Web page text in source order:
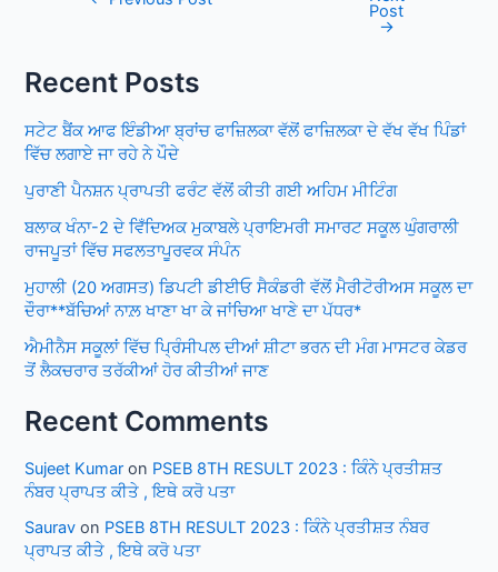
Post
→
Recent Posts
ਸਟੇਟ ਬੈਂਕ ਆਫ ਇੰਡੀਆ ਬ੍ਰਾਂਚ ਫਾਜ਼ਿਲਕਾ ਵੱਲੋਂ ਫਾਜ਼ਿਲਕਾ ਦੇ ਵੱਖ ਵੱਖ ਪਿੰਡਾਂ
ਵਿੱਚ ਲਗਾਏ ਜਾ ਰਹੇ ਨੇ ਪੌਦੇ
ਪੁਰਾਣੀ ਪੈਨਸ਼ਨ ਪ੍ਰਾਪਤੀ ਫਰੰਟ ਵੱਲੋਂ ਕੀਤੀ ਗਈ ਅਹਿਮ ਮੀਟਿੰਗ
ਬਲਾਕ ਖੰਨਾ-2 ਦੇ ਵਿਁਦਿਅਕ ਮੁਕਾਬਲੇ ਪ੍ਰਾਇਮਰੀ ਸਮਾਰਟ ਸਕੂਲ ਘੁੰਗਰਾਲੀ
ਰਾਜਪੂਤਾਂ ਵਿੱਚ ਸਫਲਤਾਪੂਰਵਕ ਸੰਪੰਨ
ਮੁਹਾਲੀ (20 ਅਗਸਤ) ਡਿਪਟੀ ਡੀਈਓ ਸੈਕੰਡਰੀ ਵੱਲੋਂ ਮੈਰੀਟੋਰੀਅਸ ਸਕੂਲ ਦਾ
ਦੌਰਾ**ਬੱਚਿਆਂ ਨਾਲ਼ ਖਾਣਾ ਖਾ ਕੇ ਜਾਂਚਿਆ ਖਾਣੇ ਦਾ ਪੱਧਰ*
ਐਮੀਨੈਸ ਸਕੂਲਾਂ ਵਿੱਚ ਪ੍ਰਿੰਸੀਪਲ ਦੀਆਂ ਸ਼ੀਟਾ ਭਰਨ ਦੀ ਮੰਗ ਮਾਸਟਰ ਕੇਡਰ
ਤੋਂ ਲੈਕਚਰਾਰ ਤਰੱਕੀਆਂ ਹੋਰ ਕੀਤੀਆਂ ਜਾਣ
Recent Comments
Sujeet Kumar on PSEB 8TH RESULT 2023 : ਕਿੰਨੇ ਪ੍ਰਤੀਸ਼ਤ
ਨੰਬਰ ਪ੍ਰਾਪਤ ਕੀਤੇ , ਇਥੇ ਕਰੋ ਪਤਾ
Saurav on PSEB 8TH RESULT 2023 : ਕਿੰਨੇ ਪ੍ਰਤੀਸ਼ਤ ਨੰਬਰ
ਪ੍ਰਾਪਤ ਕੀਤੇ , ਇਥੇ ਕਰੋ ਪਤਾ